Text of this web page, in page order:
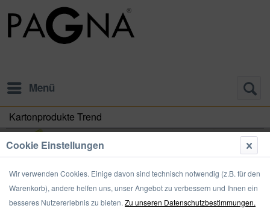
Menü
Kartonprodukte Trend
Ordnung spielt auch im Schulalltag eine große Rolle. Damit Schüler
Cookie Einstellungen
Wir verwenden Cookies. Einige davon sind technisch notwendig (z.B. für den
Warenkorb), andere helfen uns, unser Angebot zu verbessern und Ihnen ein
besseres Nutzererlebnis zu bieten. Zu unseren Datenschutzbestimmungen.